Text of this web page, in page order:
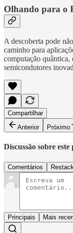
Olhando para o
A descoberta pode
caminho para
computação
semicondutores
Compartilhar
Anterior
Próximo
Discussão sobre este
Comentários
Principais Mais